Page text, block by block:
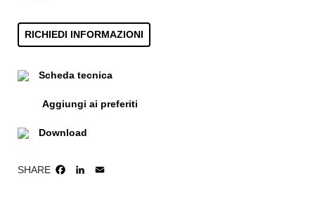
RICHIEDI INFORMAZIONI
Scheda tecnica
Aggiungi ai preferiti
Download
SHARE FACEBOOK
LINKEDIN